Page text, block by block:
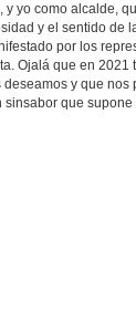
y yo como alcalde,
y el sentido de
por los
Ojalá que en 2021
deseamos y que nos
sinsabor que supone